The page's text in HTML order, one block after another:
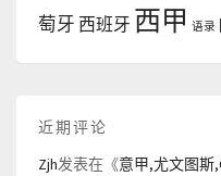
萄牙 西班牙 西甲 语录
近期评论
Zjh发表在《意甲,尤文图斯